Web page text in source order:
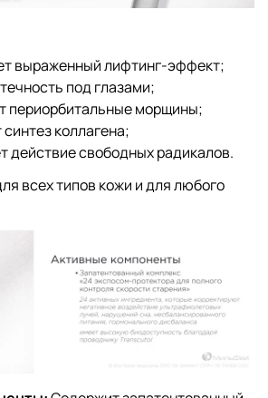
выраженный лифтинг-эффект;
под глазами;
периорбитальные морщины;
коллагена;
действие свободных радикалов.
всех типов кожи и для любого